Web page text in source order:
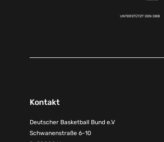
UNTERSTÜTZT DEN DBB
Kontakt
Deutscher Basketball Bund e.V
Schwanenstraße 6-10